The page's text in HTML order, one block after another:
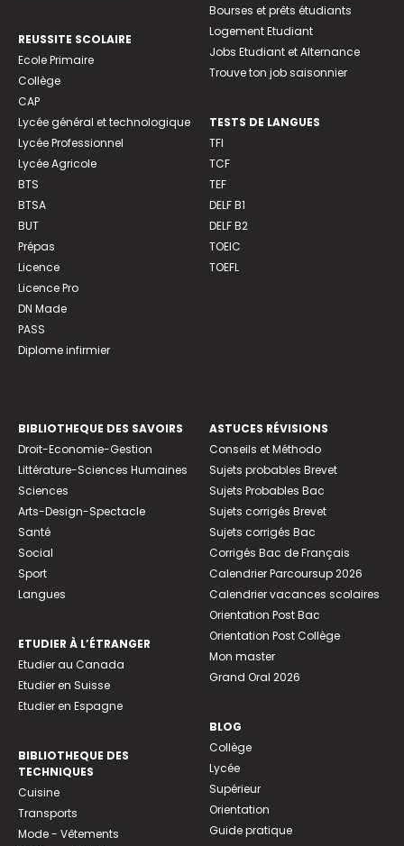
REUSSITE SCOLAIRE
Ecole Primaire
Collège
CAP
Lycée général et technologique
Lycée Professionnel
Lycée Agricole
BTS
BTSA
BUT
Prépas
Licence
Licence Pro
DN Made
PASS
Diplome infirmier
Bourses et prêts étudiants
Logement Etudiant
Jobs Etudiant et Alternance
Trouve ton job saisonnier
TESTS DE LANGUES
TFI
TCF
TEF
DELF B1
DELF B2
TOEIC
TOEFL
BIBLIOTHEQUE DES SAVOIRS
Droit-Economie-Gestion
Littérature-Sciences Humaines
Sciences
Arts-Design-Spectacle
Santé
Social
Sport
Langues
ETUDIER À L’ÉTRANGER
Etudier au Canada
Etudier en Suisse
Etudier en Espagne
BIBLIOTHEQUE DES
TECHNIQUES
Cuisine
Transports
Mode - Vêtements
ASTUCES RÉVISIONS
Conseils et Méthodo
Sujets probables Brevet
Sujets Probables Bac
Sujets corrigés Brevet
Sujets corrigés Bac
Corrigés Bac de Français
Calendrier Parcoursup 2026
Calendrier vacances scolaires
Orientation Post Bac
Orientation Post Collège
Mon master
Grand Oral 2026
BLOG
Collège
Lycée
Supérieur
Orientation
Guide pratique